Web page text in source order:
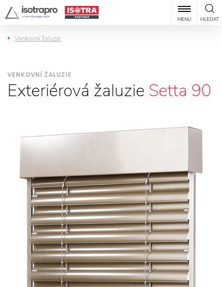
HLEDAT
MENU
Venkovní žaluzie
VENKOVNÍ ŽALUZIE
Exteriérová žaluzie Setta 90